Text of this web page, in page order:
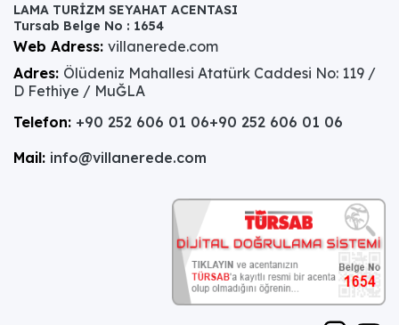
LAMA TURİZM SEYAHAT ACENTASI
Tursab Belge No : 1654
Web Adress: villanerede.com
Adres: Ölüdeniz Mahallesi Atatürk Caddesi No: 119 /
D Fethiye / MuĞLA
Telefon: +90 252 606 01 06+90 252 606 01 06
Mail: info@villanerede.com